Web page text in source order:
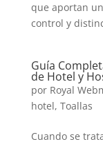
que aportan
control y
Guía
de Hotel y
por Royal
hotel, Toallas
Cuando se